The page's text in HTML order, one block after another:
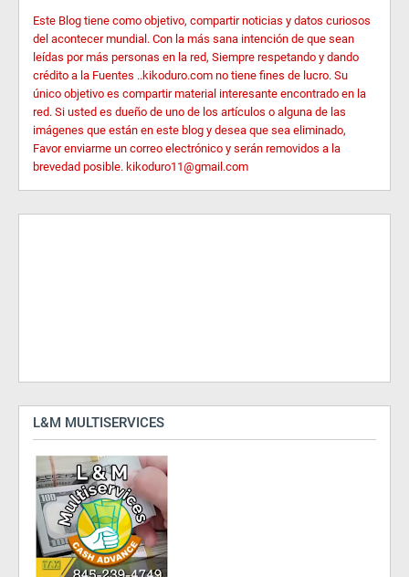
Este Blog tiene como objetivo, compartir noticias y datos curiosos
del acontecer mundial. Con la más sana intención de que sean
leídas por más personas en la red, Siempre respetando y dando
crédito a la Fuentes ..kikoduro.com no tiene fines de lucro. Su
único objetivo es compartir material interesante encontrado en la
red. Si usted es dueño de uno de los artículos o alguna de las
imágenes que están en este blog y desea que sea eliminado,
Favor enviarme un correo electrónico y serán removidos a la
brevedad posible. kikoduro11@gmail.com
L&M MULTISERVICES